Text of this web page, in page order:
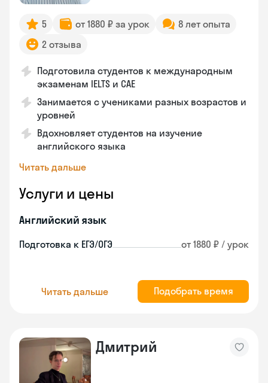
5 от 1880 ₽ за урок
8 лет опыта
2 отзыва
Подготовила студентов к международным
экзаменам IELTS и CAE
Занимается с учениками разных возрастов и
уровней
Вдохновляет студентов на изучение
английского языка
Читать дальше
Услуги и цены
Английский язык
Подготовка к ЕГЭ/ОГЭ от 1880 ₽ / урок
Читать дальше Подобрать время
Дмитрий